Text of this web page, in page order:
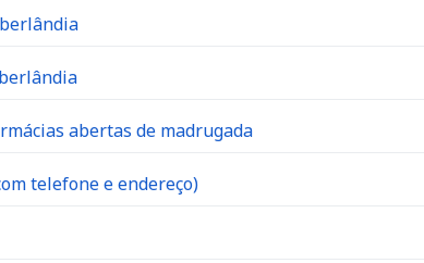
abertas de madrugada
telefone e endereço)